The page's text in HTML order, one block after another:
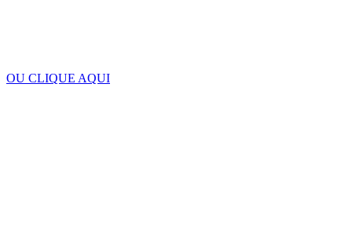
OU CLIQUE AQUI